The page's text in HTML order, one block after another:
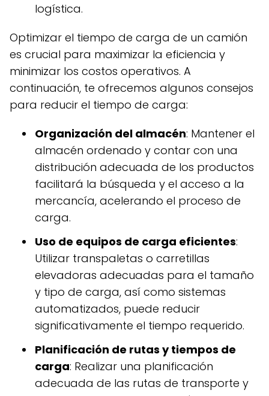
logística.
Optimizar el tiempo de carga de un camión
es crucial para maximizar la eficiencia y
minimizar los costos operativos. A
continuación, te ofrecemos algunos consejos
para reducir el tiempo de carga:
Organización del almacén: Mantener el
almacén ordenado y contar con una
distribución adecuada de los productos
facilitará la búsqueda y el acceso a la
mercancía, acelerando el proceso de
carga.
Uso de equipos de carga eficientes:
Utilizar transpaletas o carretillas
elevadoras adecuadas para el tamaño
y tipo de carga, así como sistemas
automatizados, puede reducir
significativamente el tiempo requerido.
Planificación de rutas y tiempos de
carga: Realizar una planificación
adecuada de las rutas de transporte y